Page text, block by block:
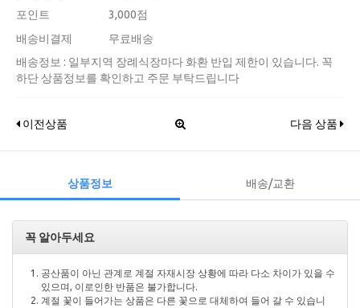
포인트
3,000점
배송비결제
무료배송
배송정보 : 일부지역 장례식장마다 화환 반입 제한이 있습니다. 꼭
하단 상품정보를 확인하고 주문 부탁드립니다
이전상품 다음 상품
상품정보 배송/교환
꼭 알아두세요
공산품이 아닌 관계로 계절 자재시장 상황에 따라 다소 차이가 있을 수
있으며, 이로인한 반품은 불가합니다.
계절 꽃이 들어가는 상품은 다른 꽃으로 대체하여 들어 갈 수 있습니